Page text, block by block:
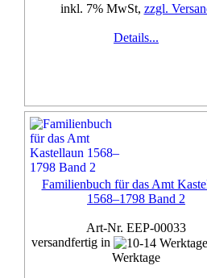
inkl. 7% MwSt, zzgl.
Details...
Familienbuch für das Amt
1568–1798 Band 2
Art-Nr. EEP-00033
versandfertig in
Werktage